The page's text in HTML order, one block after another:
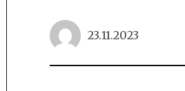
23.11.2023